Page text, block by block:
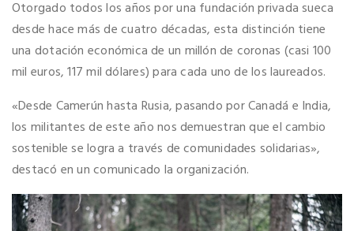
Otorgado todos los años por una fundación privada sueca
desde hace más de cuatro décadas, esta distinción tiene
una dotación económica de un millón de coronas (casi 100
mil euros, 117 mil dólares) para cada uno de los laureados.
«Desde Camerún hasta Rusia, pasando por Canadá e India,
los militantes de este año nos demuestran que el cambio
sostenible se logra a través de comunidades solidarias»,
destacó en un comunicado la organización.